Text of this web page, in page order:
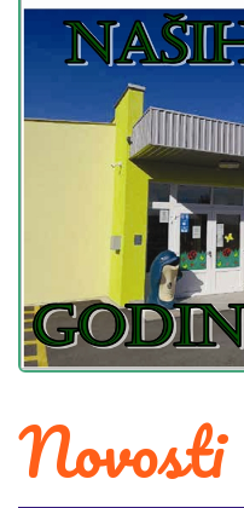
Novosti